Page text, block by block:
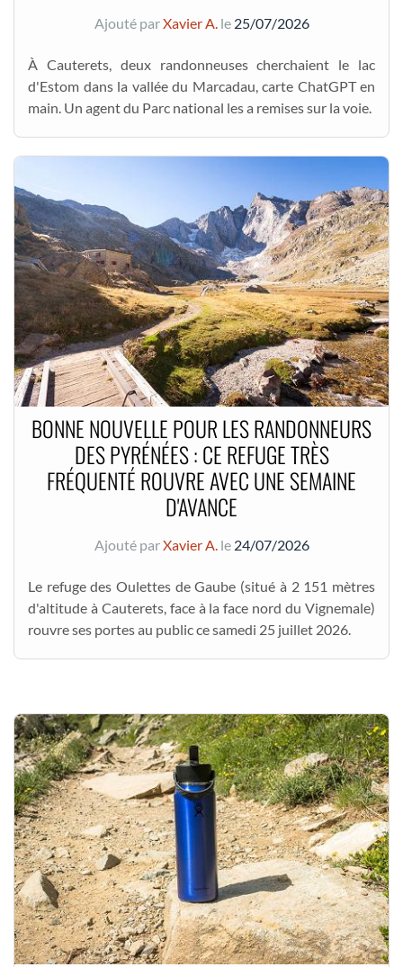
Ajouté parXavier A.le 25/07/2026
À Cauterets, deux randonneuses cherchaient le lac
d'Estom dans la vallée du Marcadau, carte ChatGPT en
main. Un agent du Parc national les a remises sur la voie.
BONNE NOUVELLE POUR LES RANDONNEURS
DES PYRÉNÉES : CE REFUGE TRÈS
FRÉQUENTÉ ROUVRE AVEC UNE SEMAINE
D'AVANCE
Ajouté parXavier A.le 24/07/2026
Le refuge des Oulettes de Gaube (situé à 2 151 mètres
d'altitude à Cauterets, face à la face nord du Vignemale)
rouvre ses portes au public ce samedi 25 juillet 2026.